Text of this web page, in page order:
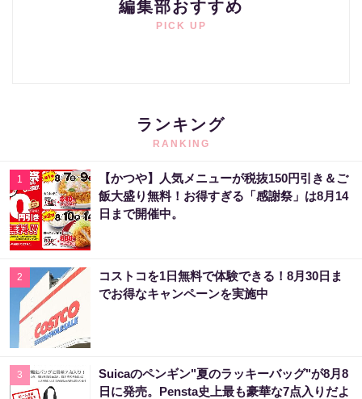
編集部おすすめ
PICK UP
ランキング
RANKING
1
【かつや】人気メニューが税抜150円引き＆ご
飯大盛り無料！お得すぎる「感謝祭」は8月14
日まで開催中。
2
コストコを1日無料で体験できる！8月30日ま
でお得なキャンペーンを実施中
3
Suicaのペンギン"夏のラッキーバッグ"が8月8
日に発売。Pensta史上最も豪華な7点入りだよ